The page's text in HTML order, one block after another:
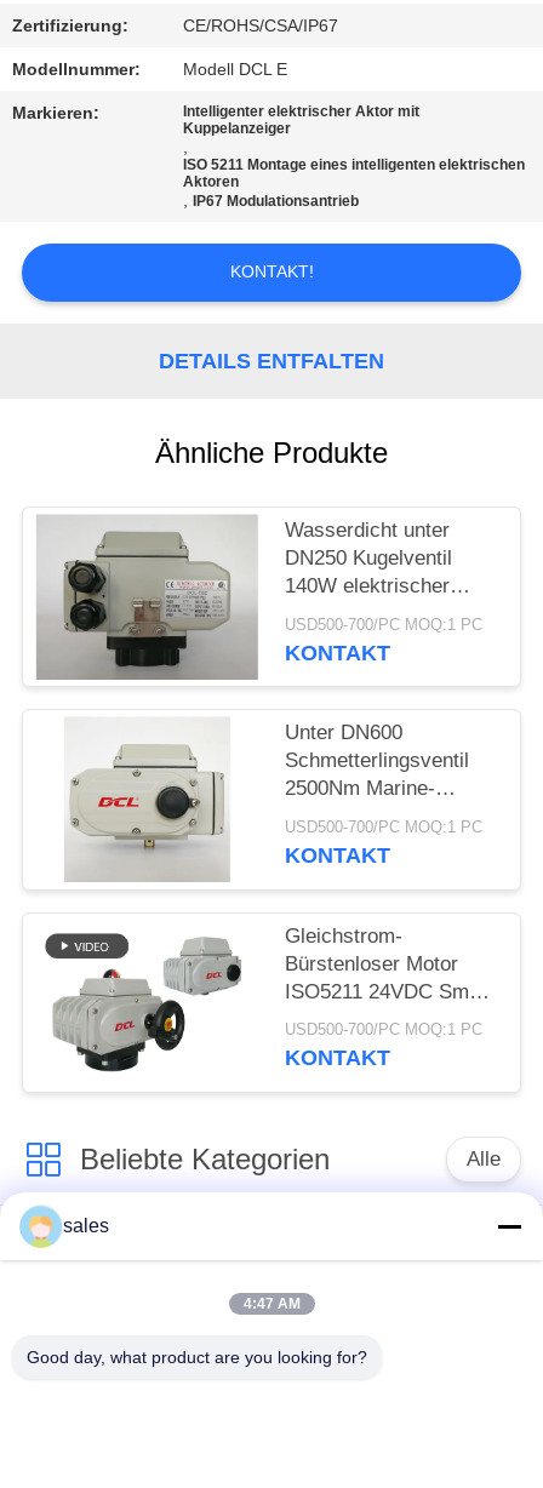
TRETEN
SIE
MIT
VERBINDUNG
FORDERN
文
SITEMAP
PRIVACY
POLICY
Zertifizierung: CE/ROHS/CSA/IP67
Modellnummer: Modell DCL E
Markieren:
Intelligenter elektrischer Aktor mit
Kuppelanzeiger
,
ISO 5211 Montage eines intelligenten elektrischen
Aktoren
, IP67 Modulationsantrieb
KONTAKT!
DETAILS ENTFALTEN
Ähnliche Produkte
Wasserdicht unter
DN250 Kugelventil
140W elektrischer
Aktor
USD500-700/PC MOQ:1 PC
KONTAKT
Unter DN600
Schmetterlingsventil
2500Nm Marine-
Elektroantrieb
USD500-700/PC MOQ:1 PC
KONTAKT
Gleichstrom-
Bürstenloser Motor
ISO5211 24VDC Smart
Electric Actuator
USD500-700/PC MOQ:1 PC
KONTAKT
Beliebte Kategorien Alle
Vierteldreh-Aktor
Ein intelligenter
sales
4:47 AM
Good day, what product are you looking for?